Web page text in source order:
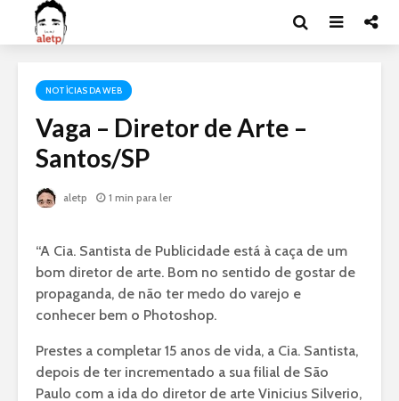
NOTÍCIAS DA WEB
Vaga – Diretor de Arte –
Santos/SP
aletp 1 min para ler
“A Cia. Santista de Publicidade está à caça de um
bom diretor de arte. Bom no sentido de gostar de
propaganda, de não ter medo do varejo e
conhecer bem o Photoshop.
Prestes a completar 15 anos de vida, a Cia. Santista,
depois de ter incrementado a sua filial de São
Paulo com a ida do diretor de arte Vinicius Silverio,